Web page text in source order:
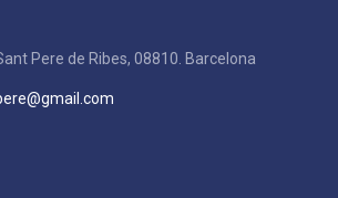
Pere de Ribes, 08810. Barcelona